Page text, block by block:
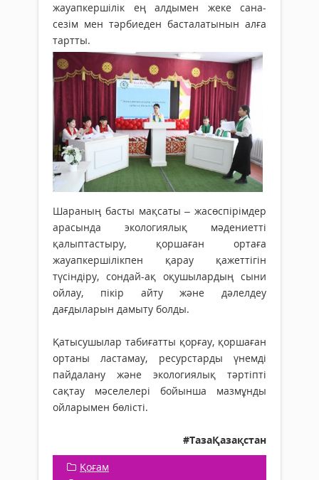
жауапкершілік ең алдымен жеке сана-
сезім мен тәрбиеден басталатынын алға
тартты.
Шараның басты мақсаты – жасөспірімдер
арасында экологиялық мәдениетті
қалыптастыру, қоршаған ортаға
жауапкершілікпен қарау қажеттігін
түсіндіру, сондай-ақ оқушылардың сыни
ойлау, пікір айту және дәлелдеу
дағдыларын дамыту болды.
Қатысушылар табиғатты қорғау, қоршаған
ортаны ластамау, ресурстарды үнемді
пайдалану және экологиялық тәртіпті
сақтау мәселелері бойынша мазмұнды
ойларымен бөлісті.
#ТазаҚазақстан
Қоғам